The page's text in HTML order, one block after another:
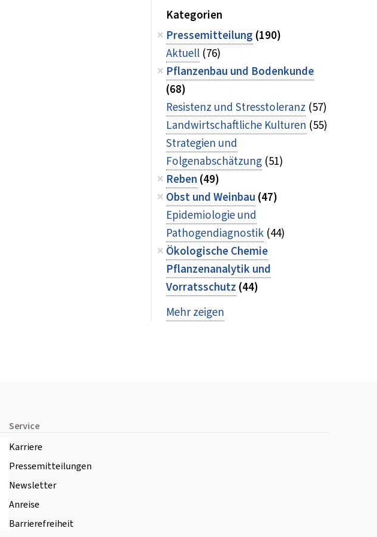
Kategorien
Pressemitteilung (190)
Aktuell (76)
Pflanzenbau und Bodenkunde
(68)
Resistenz und Stresstoleranz (57)
Landwirtschaftliche Kulturen (55)
Strategien und
Folgenabschätzung (51)
Reben (49)
Obst und Weinbau (47)
Epidemiologie und
Pathogendiagnostik (44)
Ökologische Chemie
Pflanzenanalytik und
Vorratsschutz (44)
Mehr zeigen
Service
Karriere
Pressemitteilungen
Newsletter
Anreise
Barrierefreiheit